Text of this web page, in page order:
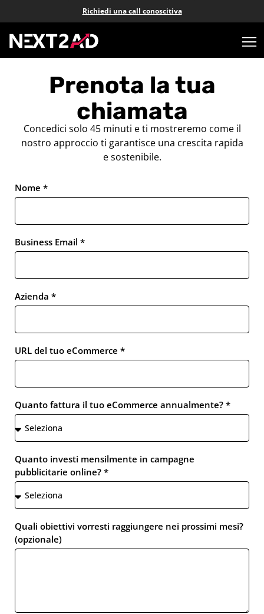
Richiedi una call conoscitiva
Prenota la tua
chiamata
Concedici solo 45 minuti e ti mostreremo come il
nostro approccio ti garantisce una crescita rapida
e sostenibile.
Nome *
Business Email *
Azienda *
URL del tuo eCommerce *
Quanto fattura il tuo eCommerce annualmente? *
Quanto investi mensilmente in campagne
pubblicitarie online? *
Quali obiettivi vorresti raggiungere nei prossimi mesi?
(opzionale)